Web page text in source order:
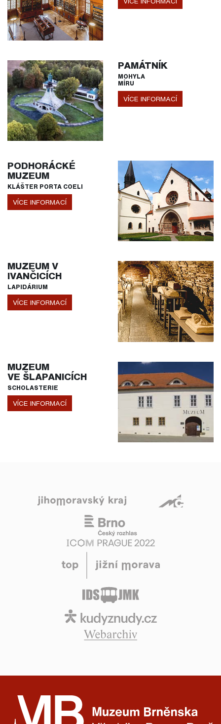
PAMÁTNÍK
MOHYLA
MÍRU
VÍCE INFORMACÍ
PODHORÁCKÉ
MUZEUM
KLÁŠTER PORTA COELI
VÍCE INFORMACÍ
MUZEUM V
IVANČICÍCH
LAPIDÁRIUM
VÍCE INFORMACÍ
MUZEUM
VE ŠLAPANICÍCH
SCHOLASTERIE
VÍCE INFORMACÍ